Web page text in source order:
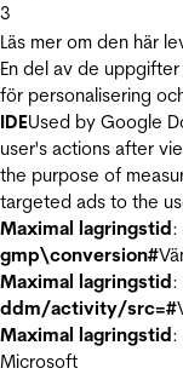
3
Läs mer om den här
En del av de
för personalisering
IDEUsed by Google
user's actions after
the purpose of
targeted ads to the
Maximal lagringstid:
gmp\conversion#
Maximal lagringstid:
ddm/activity/src=#
Maximal lagringstid:
Microsoft